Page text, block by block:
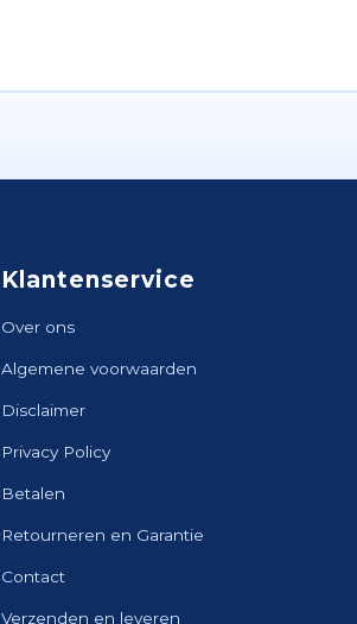
Klantenservice
Over ons
Algemene voorwaarden
Disclaimer
Privacy Policy
Betalen
Retourneren en Garantie
Contact
Verzenden en leveren